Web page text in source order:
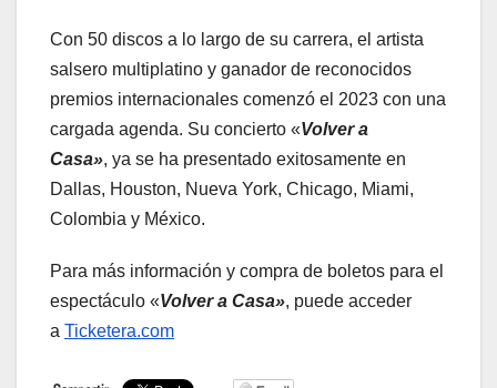
Con 50 discos a lo largo de su carrera, el artista
salsero multiplatino y ganador de reconocidos
premios internacionales comenzó el 2023 con una
cargada agenda. Su concierto «Volver a
Casa», ya se ha presentado exitosamente en
Dallas, Houston, Nueva York, Chicago, Miami,
Colombia y México.
Para más información y compra de boletos para el
espectáculo «Volver a Casa», puede acceder
a Ticketera.com